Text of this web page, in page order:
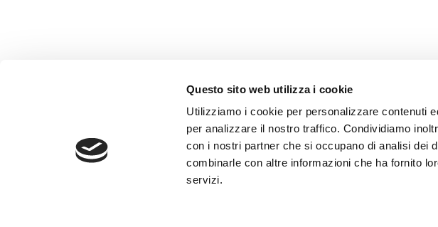
Questo sito web utilizza i cookie
Utilizziamo i cookie per personalizzare contenuti
per analizzare il nostro traffico. Condividiamo
con i nostri partner che si occupano di analisi dei
combinarle con altre informazioni che ha fornito
servizi.
WHISTLEBLOWING
ABF Azienda Bergamasca Formazione
C.F. e P. IVA 03240540165 - Tel. (035) 3693711 - via